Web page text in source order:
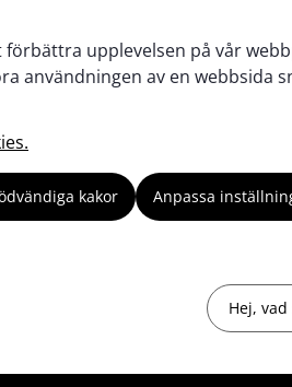
upplevelsen på vår
användningen av en webbsida
kakor Anpassa
Sök